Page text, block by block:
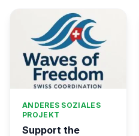
ANDERES SOZIALES
PROJEKT
Support the